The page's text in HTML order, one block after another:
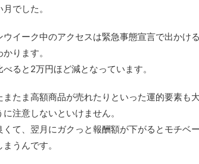
でした。
イーク中のアクセスは緊急事態宣言で出かけ
ります。
ると2万円ほど減となっています。
たま高額商品が売れたりといった運的要素も
注意しないといけません。
て、翌月にガクっと報酬額が下がるとモチベ
うんです。